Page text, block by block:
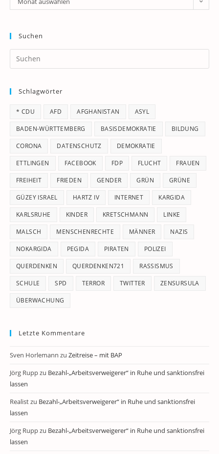
Suchen
Schlagwörter
* CDU AFD AFGHANISTAN ASYL
BADEN-WÜRTTEMBERG BASISDEMOKRATIE BILDUNG
CORONA DATENSCHUTZ DEMOKRATIE
ETTLINGEN FACEBOOK FDP FLUCHT FRAUEN
FREIHEIT FRIEDEN GENDER GRÜN GRÜNE
GÜZEY ISRAEL HARTZ IV INTERNET KARGIDA
KARLSRUHE KINDER KRETSCHMANN LINKE
MALSCH MENSCHENRECHTE MÄNNER NAZIS
NOKARGIDA PEGIDA PIRATEN POLIZEI
QUERDENKEN QUERDENKEN721 RASSISMUS
SCHULE SPD TERROR TWITTER ZENSURSULA
ÜBERWACHUNG
Letzte Kommentare
Sven Horlemann zu Zeitreise – mit BAP
Jörg Ruppzu Bezahl-„Arbeitsverweigerer“ in Ruhe und sanktionsfrei
lassen
Realistzu Bezahl-„Arbeitsverweigerer“ in Ruhe und sanktionsfrei
lassen
Jörg Ruppzu Bezahl-„Arbeitsverweigerer“ in Ruhe und sanktionsfrei
lassen